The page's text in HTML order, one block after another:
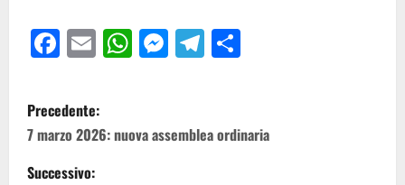
Facebook
EmailWhatsApp
Messenger
Telegram
Precedente:
7 marzo 2026: nuova assemblea ordinaria
Successivo: